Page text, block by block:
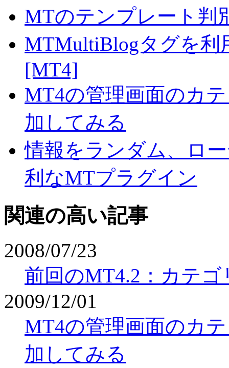
MTのテンプレート判
MTMultiBlogタグを利
[MT4]
MT4の管理画面のカ
加してみる
情報をランダム、ロ
利なMTプラグイン
関連の高い記事
2008/07/23
前回のMT4.2：カテ
2009/12/01
MT4の管理画面のカ
加してみる